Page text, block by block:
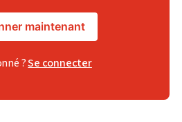
maintenant
?Se connecter